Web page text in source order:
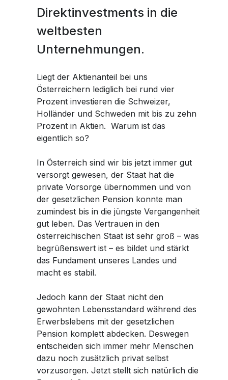
Planting Hope Project
Frauen & Finanzen Workshops
Fund for Education (FFE)
Die Partner Bank als Arbeitgeber
Benefits
Ablauf des Bewerbungsprozesses
Offene Stellen
Planting Hope Project
Frauen & Finanzen Workshops
Fund for Education (FFE)
Karriere
Ablauf des Bewerbungsprozesses
Offene Stellen
Whatsapp
Telegram
Direktinvestments in die
weltbesten
Unternehmungen.
Liegt der Aktienanteil bei uns
Österreichern lediglich bei rund vier
Prozent investieren die Schweizer,
Holländer und Schweden mit bis zu zehn
Prozent in Aktien. Warum ist das
eigentlich so?
In Österreich sind wir bis jetzt immer gut
versorgt gewesen, der Staat hat die
private Vorsorge übernommen und von
der gesetzlichen Pension konnte man
zumindest bis in die jüngste Vergangenheit
gut leben. Das Vertrauen in den
österreichischen Staat ist sehr groß – was
begrüßenswert ist – es bildet und stärkt
das Fundament unseres Landes und
macht es stabil.
Jedoch kann der Staat nicht den
gewohnten Lebensstandard während des
Erwerbslebens mit der gesetzlichen
Pension komplett abdecken. Deswegen
entscheiden sich immer mehr Menschen
dazu noch zusätzlich privat selbst
vorzusorgen. Jetzt stellt sich natürlich die